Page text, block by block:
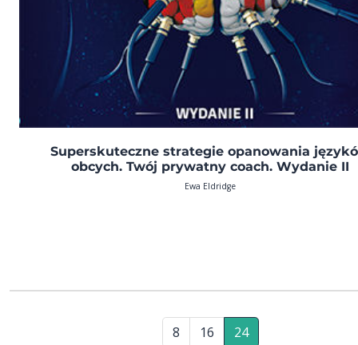
Superskuteczne strategie opanowania
obcych. Twój prywatny coach. Wydanie II
Ewa Eldridge
8 16 24